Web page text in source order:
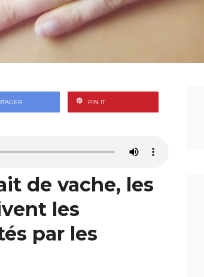
PIN IT
de vache, les
les
par les